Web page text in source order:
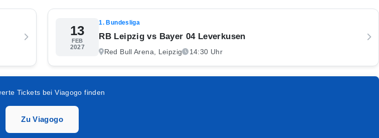
13
FEB
2027
1. Bundesliga
RB Leipzig vs Bayer 04 Leverkusen
Red Bull Arena, Leipzig 14:30 Uhr
Tickets bei Viagogo finden
Zu Viagogo